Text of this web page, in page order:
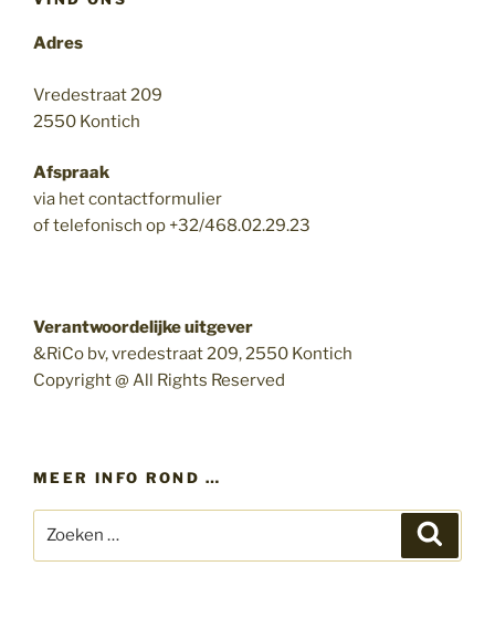
Adres
Vredestraat 209
2550 Kontich
Afspraak
via het contactformulier
of telefonisch op +32/468.02.29.23
Verantwoordelijke uitgever
&RiCo bv, vredestraat 209, 2550 Kontich
Copyright @ All Rights Reserved
MEER INFO ROND …
naar: